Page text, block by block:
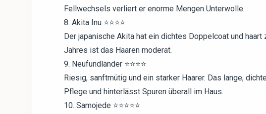
Fellwechsels verliert er enorme Mengen Unterwolle.
8. Akita Inu ⭐⭐⭐⭐
Der japanische Akita hat ein dichtes Doppelcoat und
Jahres ist das Haaren moderat.
9. Neufundländer ⭐⭐⭐⭐
Riesig, sanftmütig und ein starker Haarer. Das lange,
Pflege und hinterlässt Spuren überall im Haus.
10. Samojede ⭐⭐⭐⭐⭐